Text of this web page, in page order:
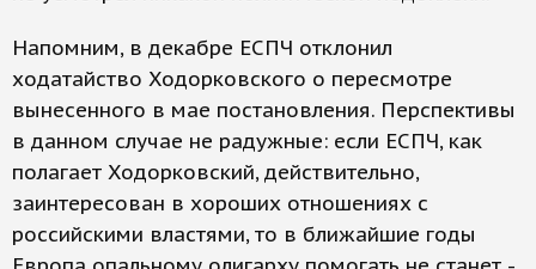
Напомним, в декабре ЕСПЧ отклонил
ходатайство Ходорковского о пересмотре
вынесенного в мае постановления. Перспективы
в данном случае не радужные: если ЕСПЧ, как
полагает Ходорковский, действительно,
заинтересован в хороших отношениях с
российскими властями, то в ближайшие годы